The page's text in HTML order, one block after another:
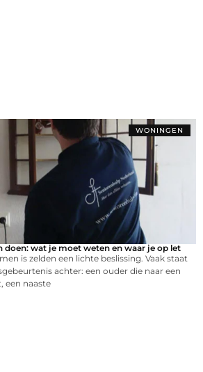
WONINGEN
wat je moet weten en waar je op let
is zelden een lichte beslissing. Vaak staat
achter: een ouder die naar een
een naaste